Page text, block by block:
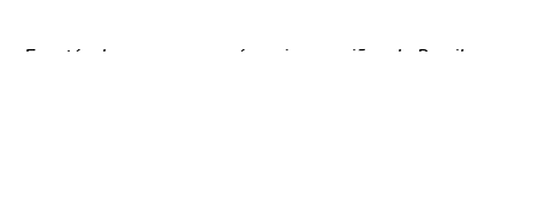
Espetáculo, que percorrerá as cinco regiões do Brasil,